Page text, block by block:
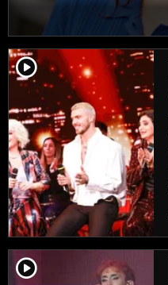
player2
player2